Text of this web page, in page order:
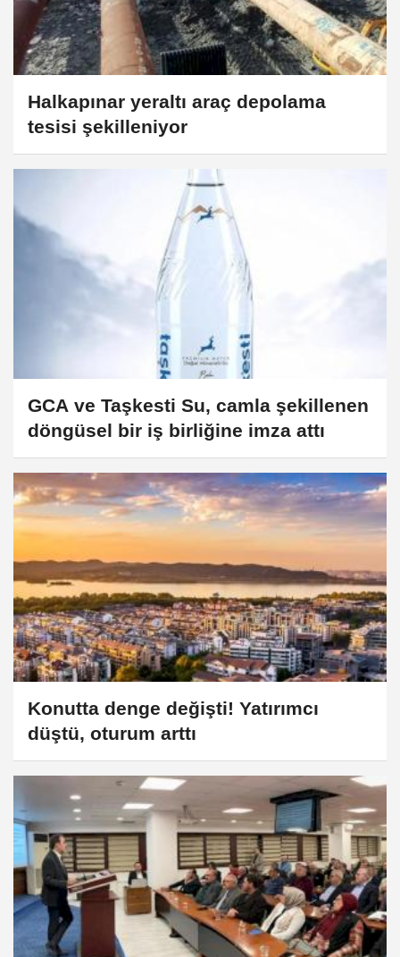
Halkapınar yeraltı araç depolama
tesisi şekilleniyor
GCA ve Taşkesti Su, camla şekillenen
döngüsel bir iş birliğine imza attı
Konutta denge değişti! Yatırımcı
düştü, oturum arttı